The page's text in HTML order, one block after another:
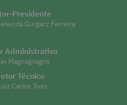
Presidente
Gurgacz Ferreira
Administrativo
Magnagnagno
Técnico
Carlos Toso